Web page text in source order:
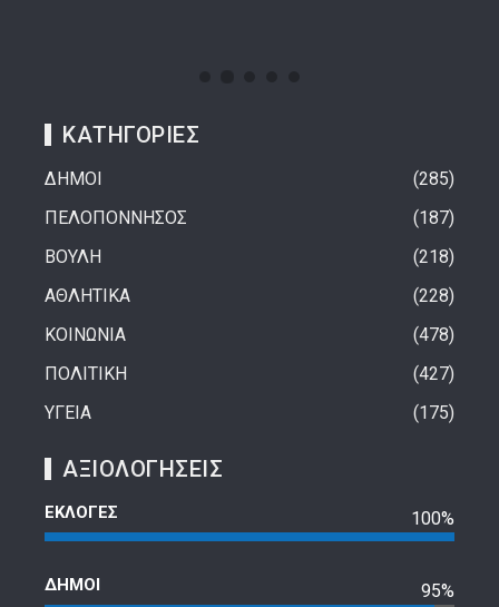
ΚΑΤΗΓΟΡΙΕΣ
ΔΗΜΟΙ
285
ΠΕΛΟΠΟΝΝΗΣΟΣ
187
ΒΟΥΛΗ
218
ΑΘΛΗΤΙΚΑ
228
ΚΟΙΝΩΝΙΑ
478
ΠΟΛΙΤΙΚΗ
427
ΥΓΕΙΑ
175
ΑΞΙΟΛΟΓΗΣΕΙΣ
ΕΚΛΟΓΕΣ 100%
ΔΗΜΟΙ 95%